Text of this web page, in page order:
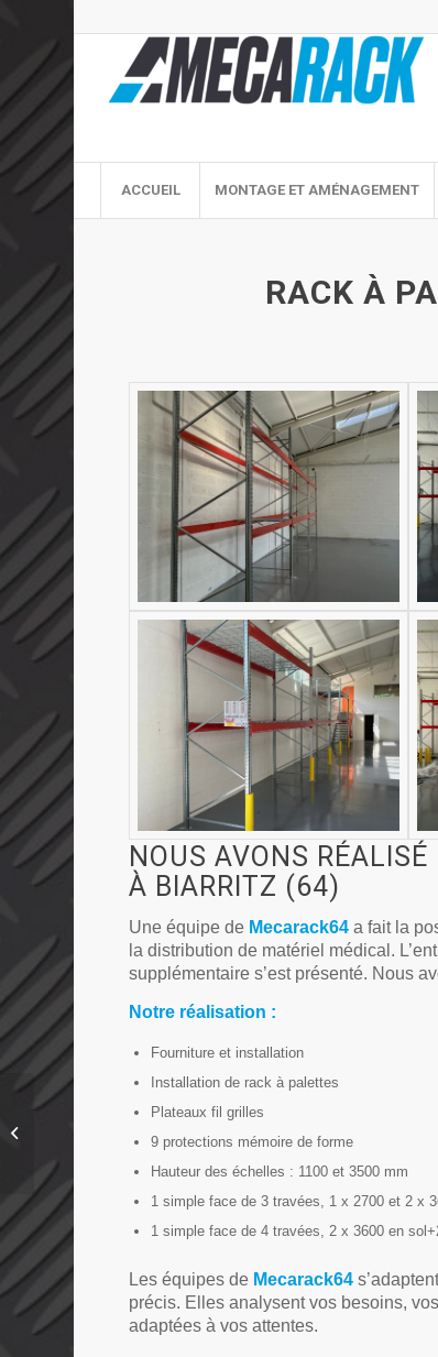
ACCUEIL MONTAGE ET AMÉNAGEMENT
RACK À
NOUS AVONS
À BIARRITZ (64)
Une équipe de Mecarack64 a fait la
la distribution de matériel médical.
supplémentaire s’est présenté. Nous
Notre réalisation :
Fourniture et installation
Installation de rack à palettes
Plateaux fil grilles
9 protections mémoire de forme
Hauteur des échelles : 1100 et 3500 mm
1 simple face de 3 travées, 1 x 2700 et 2 x
1 simple face de 4 travées, 2 x 3600 en
Les équipes de Mecarack64
précis. Elles analysent vos besoins,
adaptées à vos attentes.
Projet Plateforme ERP
à Saint-Jean-de-Luz